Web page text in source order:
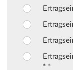
* *